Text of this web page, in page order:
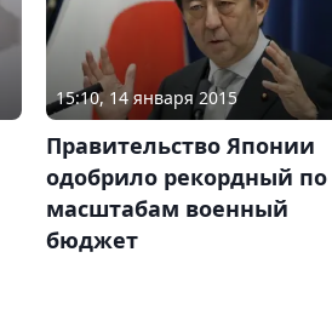
15:10, 14 января 2015
Правительство Японии
одобрило рекордный по
масштабам военный
бюджет